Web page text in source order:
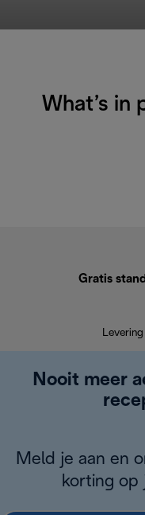
What’s in
Gratis
Nooit meer
Meld je aan en
korting op